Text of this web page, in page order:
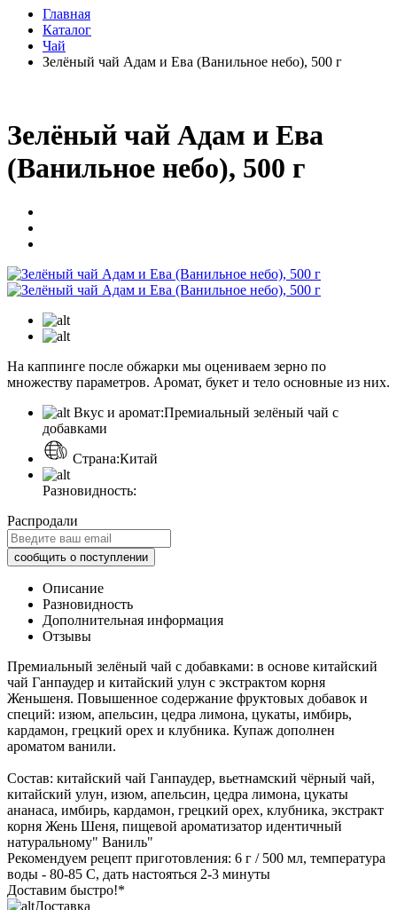
Главная
Каталог
Чай
Зелёный чай Адам и Ева (Ванильное небо), 500 г
Зелёный чай Адам и Ева
(Ванильное небо), 500 г
На каппинге после обжарки мы оцениваем зерно по
множеству параметров. Аромат, букет и тело основные из них.
Вкус и аромат:Премиальный зелёный чай с
добавками
Страна:Китай
Разновидность:
Распродали
Описание
Разновидность
Дополнительная информация
Отзывы
Премиальный зелёный чай с добавками: в основе китайский
чай Ганпаудер и китайский улун с экстрактом корня
Женьшеня. Повышенное содержание фруктовых добавок и
специй: изюм, апельсин, цедра лимона, цукаты, имбирь,
кардамон, грецкий орех и клубника. Купаж дополнен
ароматом ванили.
Состав: китайский чай Ганпаудер, вьетнамский чёрный чай,
китайский улун, изюм, апельсин, цедра лимона, цукаты
ананаса, имбирь, кардамон, грецкий орех, клубника, экстракт
корня Жень Шеня, пищевой ароматизатор идентичный
натуральному" Ваниль"
Рекомендуем рецепт приготовления: 6 г / 500 мл, температура
воды - 80-85 С, дать настояться 2-3 минуты
Доставим быстро!*
Доставка